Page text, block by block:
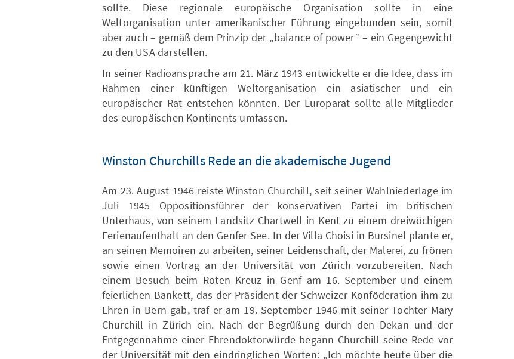
sollte. Diese regionale europäische Organisation sollte in eine
Weltorganisation unter amerikanischer Führung eingebunden sein, somit
aber auch – gemäß dem Prinzip der „balance of power“ – ein Gegengewicht
zu den USA darstellen.
In seiner Radioansprache am 21. März 1943 entwickelte er die Idee, dass im
Rahmen einer künftigen Weltorganisation ein asiatischer und ein
europäischer Rat entstehen könnten. Der Europarat sollte alle Mitglieder
des europäischen Kontinents umfassen.
Winston Churchills Rede an die akademische Jugend
Am 23. August 1946 reiste Winston Churchill, seit seiner Wahlniederlage im
Juli 1945 Oppositionsführer der konservativen Partei im britischen
Unterhaus, von seinem Landsitz Chartwell in Kent zu einem dreiwöchigen
Ferienaufenthalt an den Genfer See. In der Villa Choisi in Bursinel plante er,
an seinen Memoiren zu arbeiten, seiner Leidenschaft, der Malerei, zu frönen
sowie einen Vortrag an der Universität von Zürich vorzubereiten. Nach
einem Besuch beim Roten Kreuz in Genf am 16. September und einem
feierlichen Bankett, das der Präsident der Schweizer Konföderation ihm zu
Ehren in Bern gab, traf er am 19. September 1946 mit seiner Tochter Mary
Churchill in Zürich ein. Nach der Begrüßung durch den Dekan und der
Entgegennahme einer Ehrendoktorwürde begann Churchill seine Rede vor
der Universität mit den eindringlichen Worten: „Ich möchte heute über die